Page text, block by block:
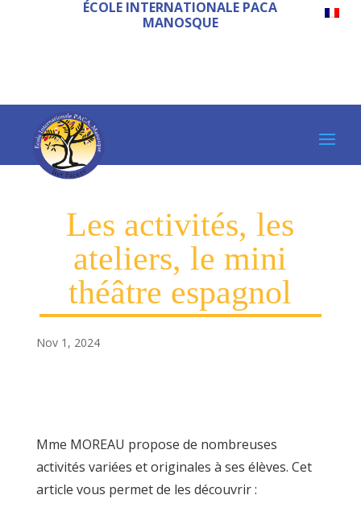
ÉCOLE INTERNATIONALE PACA
MANOSQUE
Les activités, les
ateliers, le mini
théâtre espagnol
Nov 1, 2024
Mme MOREAU propose de nombreuses
activités variées et originales à ses élèves. Cet
article vous permet de les découvrir :